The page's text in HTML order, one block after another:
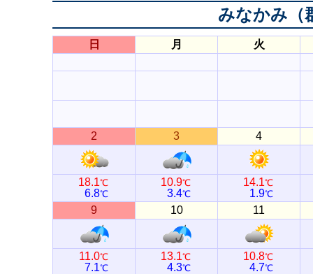
みなかみ（
日 月 火
2 3 4
18.1℃
6.8℃
10.9℃
3.4℃
14.1℃
1.9℃
9 10 11
11.0℃
7.1℃
13.1℃
4.3℃
10.8℃
4.7℃